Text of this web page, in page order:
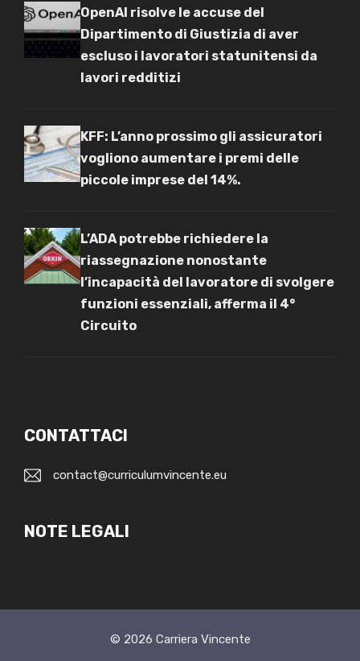
OpenAI risolve le accuse del
Dipartimento di Giustizia di aver
escluso i lavoratori statunitensi da
lavori redditizi
KFF: L’anno prossimo gli assicuratori
vogliono aumentare i premi delle
piccole imprese del 14%.
L’ADA potrebbe richiedere la
riassegnazione nonostante
l’incapacità del lavoratore di svolgere
funzioni essenziali, afferma il 4°
Circuito
CONTATTACI
contact@curriculumvincente.eu
NOTE LEGALI
© 2026 Carriera Vincente